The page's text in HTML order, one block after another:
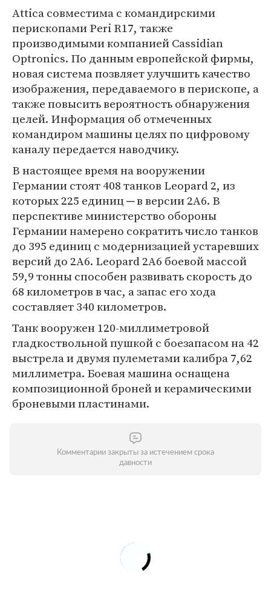
Attica совместима с командирскими
перископами Peri R17, также
производимыми компанией Cassidian
Optronics. По данным европейской фирмы,
новая система позвляет улучшить качество
изображения, передаваемого в перископе, а
также повысить вероятность обнаружения
целей. Информация об отмеченных
командиром машины целях по цифровому
каналу передается наводчику.
В настоящее время на вооружении
Германии стоят 408 танков Leopard 2, из
которых 225 единиц ─ в версии 2A6. В
перспективе министерство обороны
Германии намерено сократить число танков
до 395 единиц с модернизацией устаревших
версий до 2A6. Leopard 2A6 боевой массой
59,9 тонны способен развивать скорость до
68 километров в час, а запас его хода
составляет 340 километров.
Танк вооружен 120-миллиметровой
гладкоствольной пушкой с боезапасом на 42
выстрела и двумя пулеметами калибра 7,62
миллиметра. Боевая машина оснащена
композиционной броней и керамическими
броневыми пластинами.
Комментарии закрыты за истечением срока
давности